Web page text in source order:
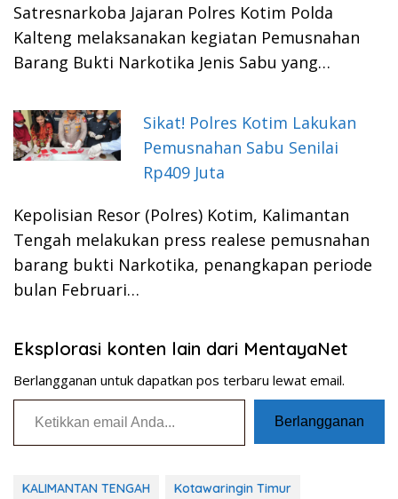
Satresnarkoba Jajaran Polres Kotim Polda
Kalteng melaksanakan kegiatan Pemusnahan
Barang Bukti Narkotika Jenis Sabu yang…
Sikat! Polres Kotim Lakukan
Pemusnahan Sabu Senilai
Rp409 Juta
Kepolisian Resor (Polres) Kotim, Kalimantan
Tengah melakukan press realese pemusnahan
barang bukti Narkotika, penangkapan periode
bulan Februari…
Eksplorasi konten lain dari MentayaNet
Berlangganan untuk dapatkan pos terbaru lewat email.
Ketikkan email Anda...
Berlangganan
KALIMANTAN TENGAH Kotawaringin Timur